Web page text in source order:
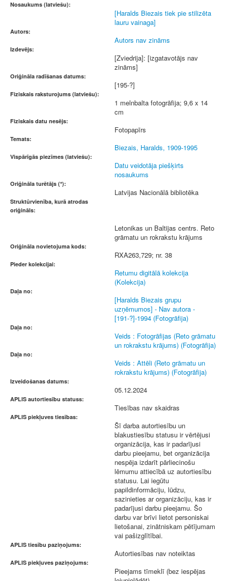
Nosaukums (latviešu):
[Haralds Biezais tiek pie stilizēta
lauru vainaga]
Autors:
Autors nav zināms
Izdevējs:
[Zviedrija]: [izgatavotājs nav
zināms]
Oriģināla radīšanas datums:
[195-?]
Fiziskais raksturojums (latviešu):
1 melnbalta fotogrāfija; 9,6 x 14
cm
Fiziskais datu nesējs:
Fotopapīrs
Temats:
Biezais, Haralds, 1909-1995
Vispārīgās piezīmes (latviešu):
Datu veidotāja piešķirts
nosaukums
Oriģināla turētājs (*):
Latvijas Nacionālā bibliotēka
Struktūrvienība, kurā atrodas
oriģināls:
Letonikas un Baltijas centrs. Reto
grāmatu un rokrakstu krājums
Oriģināla novietojuma kods:
RXA263,729; nr. 38
Pieder kolekcijai:
Retumu digitālā kolekcija
(Kolekcija)
Daļa no:
[Haralds Biezais grupu
uzņēmumos] - Nav autora -
[191-?]-1994 (Fotogrāfija)
Daļa no:
Veids : Fotogrāfijas (Reto grāmatu
un rokrakstu krājums) (Fotogrāfija)
Daļa no:
Veids : Attēli (Reto grāmatu un
rokrakstu krājums) (Fotogrāfija)
Izveidošanas datums:
05.12.2024
APLIS autortiesību statuss:
Tiesības nav skaidras
APLIS piekļuves tiesības:
Šī darba autortiesību un
blakustiesību statusu ir vērtējusi
organizācija, kas ir padarījusi
darbu pieejamu, bet organizācija
nespēja izdarīt pārliecinošu
lēmumu attiecībā uz autortiesību
statusu. Lai iegūtu
papildinformāciju, lūdzu,
sazinieties ar organizāciju, kas ir
padarījusi darbu pieejamu. Šo
darbu var brīvi lietot personiskai
lietošanai, zinātniskam pētījumam
vai pašizglītībai.
APLIS tiesību paziņojums:
Autortiesības nav noteiktas
APLIS piekļuves paziņojums:
Pieejams tīmeklī (bez iespējas